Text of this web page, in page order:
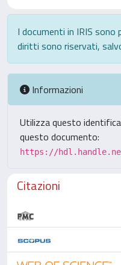
I documenti in IRIS
diritti sono riservati,
Informazioni
Utilizza questo
questo documento:
https://
Citazioni